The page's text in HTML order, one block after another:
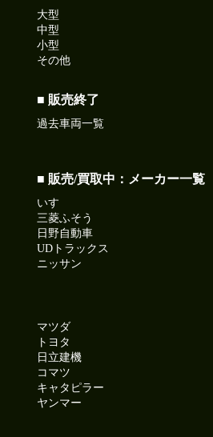
大型
中型
小型
その他
■ 販売終了
過去車両一覧
■ 販売/買取中：メーカー一覧
いすゞ
三菱ふそう
日野自動車
UDトラックス
ニッサン
マツダ
トヨタ
日立建機
コマツ
キャタピラー
ヤンマー